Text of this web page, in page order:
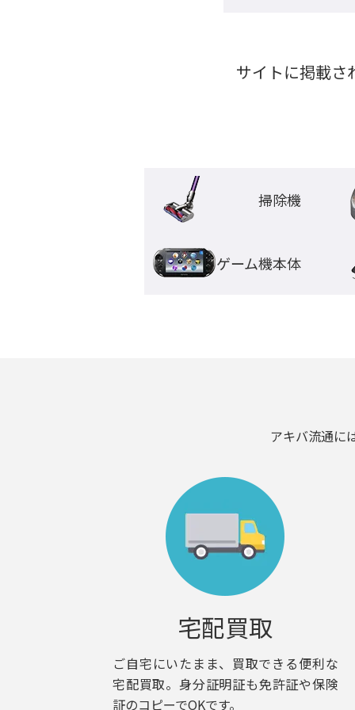
サイトに掲載さ
掃除機
ゲーム機本体
アキバ流通に
宅配買取
ご自宅にいたまま、買取できる便利な
宅配買取。身分証明証も免許証や保険
証のコピーでOKです。